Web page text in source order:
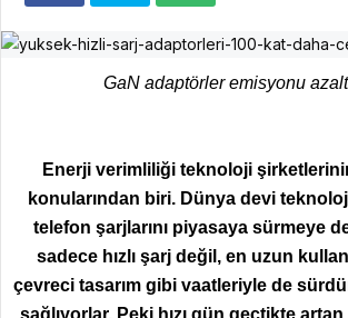
GaN adaptörler emisyonu
Enerji verimliliği teknoloji
konularından biri. Dünya devi
telefon şarjlarını piyasaya sürmeye
sadece hızlı şarj değil, en uzun
çevreci tasarım gibi vaatleriyle de